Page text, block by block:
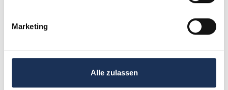
Marketing
Alle zulassen
Weitere Details